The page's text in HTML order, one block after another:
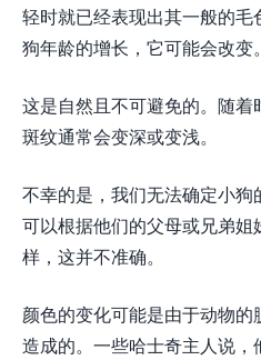
轻时就已经表现出其一般的
狗年龄的增长，它可能会改变。
这是自然且不可避免的。随
斑纹通常会变深或变浅。
不幸的是，我们无法确定小
可以根据他们的父母或兄弟
样，这并不准确。
颜色的变化可能是由于动物
造成的。一些哈士奇主人说